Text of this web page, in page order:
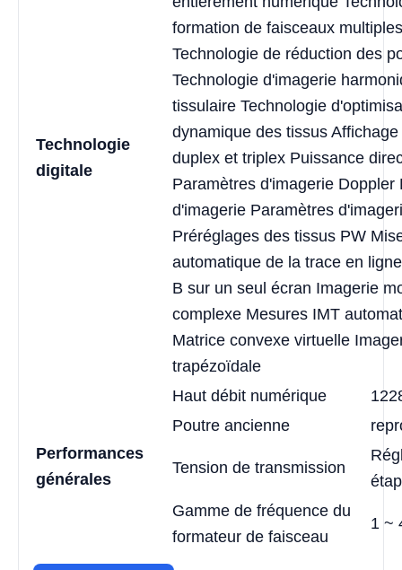
Technologie
digitale
formation de faisceaux multiples
Technologie de réduction des
Technologie d'imagerie
tissulaire Technologie
dynamique des tissus
duplex et triplex Puissance
Paramètres d'imagerie Doppler
d'imagerie Paramètres
Préréglages des tissus PW
automatique de la trace en
B sur un seul écran Imagerie
complexe Mesures IMT
Matrice convexe virtuelle
trapézoïdale
Performances
générales
Haut débit numérique
Poutre ancienne
Tension de transmission
Gamme de fréquence du
formateur de faisceau
1 ~